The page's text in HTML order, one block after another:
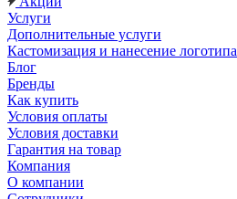
Услуги
Дополнительные услуги
Кастомизация и нанесение логотипа
Блог
Бренды
Как купить
Условия оплаты
Условия доставки
Гарантия на товар
Компания
О компании